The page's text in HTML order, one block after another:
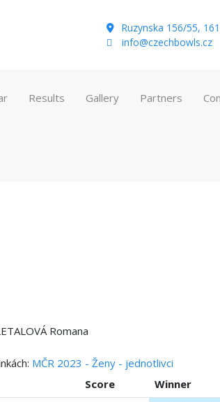
Ruzynska 156/55,
info@czechbowls.cz
Results Gallery Partners
Romana
MČR 2023 - Ženy - jednotlivci
Score
Winner